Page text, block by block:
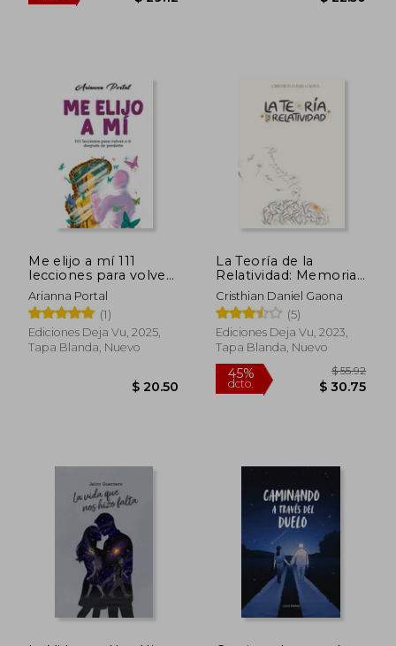
45%
dcto.
45%
Me elijo a mí 111
lecciones para volver
a ti después de
perderte
Arianna Portal
(1)
Ediciones Deja Vu, 2025,
Tapa Blanda, Nuevo
La Teoría de la
Relatividad: Memorias
& Margaritas
Cristhian Daniel Gaona
(5)
Ediciones Deja Vu, 2023,
Tapa Blanda, Nuevo